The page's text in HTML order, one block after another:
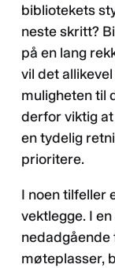
bibliotekets
neste skritt?
på en lang
vil det
muligheten til
derfor viktig
en tydelig
prioritere.
I noen tilfeller
vektlegge. I
nedadgående
møteplasser,